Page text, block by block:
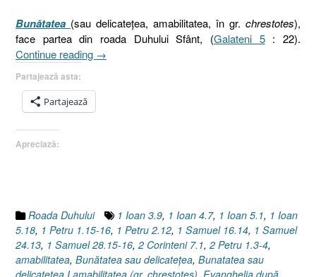
Bunătatea (sau delicateţea, amabilitatea, în gr. chrestotes),
face partea din roada Duhului Sfânt, (Galateni 5: 22).
Continue reading „Bunătatea
(în
Luca
6:27–
36”
→
Partajează asta:
Partajează
Apreciază:
Roada Duhului 1 Ioan 3.9, 1 Ioan 4.7, 1 Ioan 5.1, 1 Ioan
5.18, 1 Petru 1.15-16, 1 Petru 2.12, 1 Samuel 16.14, 1 Samuel
24.13, 1 Samuel 28.15-16, 2 Corinteni 7.1, 2 Petru 1.3-4,
amabilitatea, Bunătatea sau delicateţea, Bunatatea sau